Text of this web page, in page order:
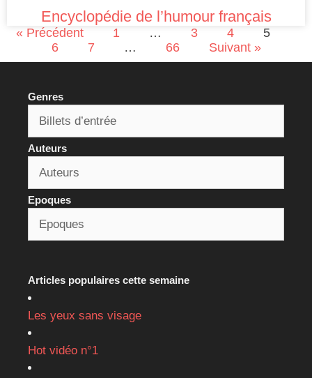
Encyclopédie de l’humour français
« Précédent 1 … 3 4
5
6
7 … 66 Suivant »
Genres
Auteurs
Epoques
Articles populaires cette semaine
Les yeux sans visage
Hot vidéo n°1